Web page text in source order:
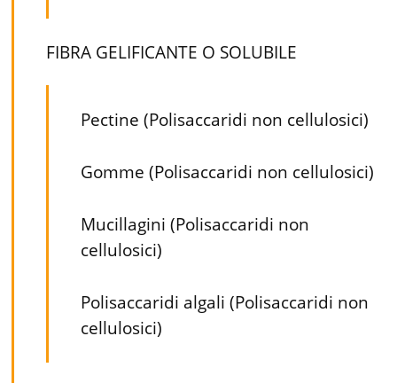
FIBRA GELIFICANTE O SOLUBILE
Pectine (Polisaccaridi non cellulosici)
Gomme (Polisaccaridi non cellulosici)
Mucillagini (Polisaccaridi non
cellulosici)
Polisaccaridi algali (Polisaccaridi non
cellulosici)